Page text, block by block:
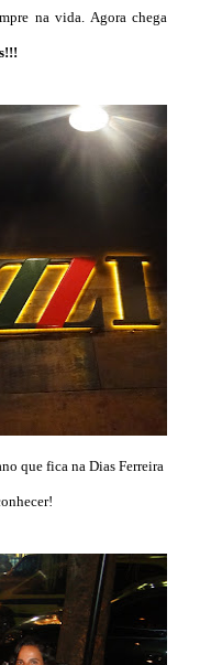
na vida. Agora chega
que fica na Dias Ferreira